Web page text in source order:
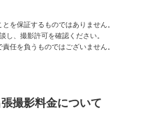
を保証するものではありません。
し、撮影許可を確認ください。
任を負うものではございません。
撮影料金について